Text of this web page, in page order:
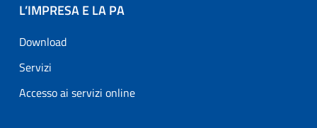
L’IMPRESA E LA PA
Download
Servizi
Accesso ai servizi online